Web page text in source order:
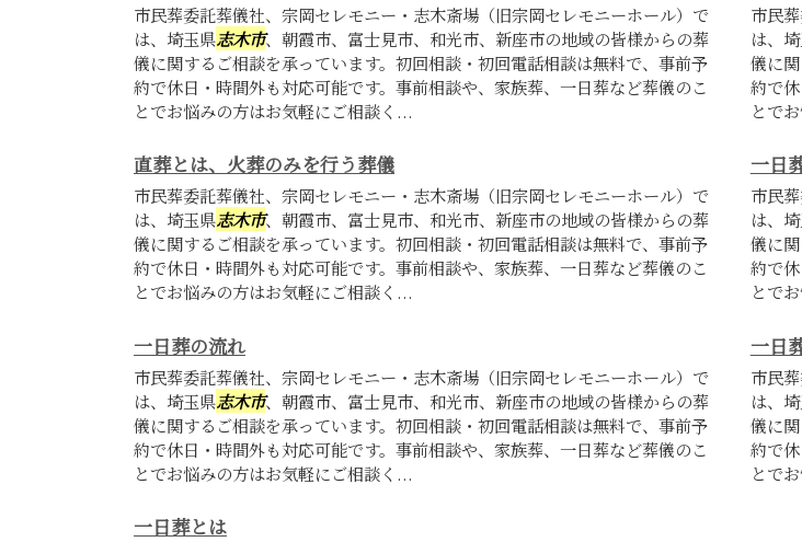
市民葬委託葬儀社、宗岡セレモニー・志木斎場（旧宗岡セレモニーホール）で
は、埼玉県志木市、朝霞市、富士見市、和光市、新座市の地域の皆様からの葬
儀に関するご相談を承っています。初回相談・初回電話相談は無料で、事前予
約で休日・時間外も対応可能です。事前相談や、家族葬、一日葬など葬儀のこ
とでお悩みの方はお気軽にご相談く...
市民
は、
儀に
約で
とで
直葬とは、火葬のみを行う葬儀
市民葬委託葬儀社、宗岡セレモニー・志木斎場（旧宗岡セレモニーホール）で
は、埼玉県志木市、朝霞市、富士見市、和光市、新座市の地域の皆様からの葬
儀に関するご相談を承っています。初回相談・初回電話相談は無料で、事前予
約で休日・時間外も対応可能です。事前相談や、家族葬、一日葬など葬儀のこ
とでお悩みの方はお気軽にご相談く...
一日
市民
は、
儀に
約で
とで
一日葬の流れ
市民葬委託葬儀社、宗岡セレモニー・志木斎場（旧宗岡セレモニーホール）で
は、埼玉県志木市、朝霞市、富士見市、和光市、新座市の地域の皆様からの葬
儀に関するご相談を承っています。初回相談・初回電話相談は無料で、事前予
約で休日・時間外も対応可能です。事前相談や、家族葬、一日葬など葬儀のこ
とでお悩みの方はお気軽にご相談く...
一日
市民
は、
儀に
約で
とで
一日葬とは